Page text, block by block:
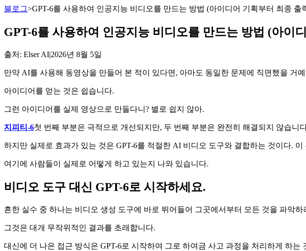
블로그>GPT-6를 사용하여 인공지능 비디오를 만드는 방법 (아이디어 기획부터 최종 출
GPT-6를 사용하여 인공지능 비디오를 만드는 방법 (아이
출처 : Elser AI|2026년 8월 5일
만약 AI를 사용해 동영상을 만들어 본 적이 있다면, 아마도 동일한 문제에 직면했을 거
아이디어를 얻는 것은 쉽습니다.
그런 아이디어를 실제 영상으로 만들다니? 별로 쉽지 않아.
지피티-6첫 번째 부분은 극적으로 개선되지만, 두 번째 부분은 완전히 해결되지 않습니
하지만 실제로 효과가 있는 것은 GPT-6를 적절한 AI 비디오 도구와 결합하는 것이다.
여기에 사람들이 실제로 어떻게 하고 있는지 나와 있습니다.
비디오 도구 대신 GPT-6로 시작하세요.
흔한 실수 중 하나는 비디오 생성 도구에 바로 뛰어들어 그곳에서부터 모든 것을 파악하
그것은 대개 무작위적인 결과를 초래합니다.
대신에 더 나은 접근 방식은 GPT-6로 시작하여 그로 하여금 사고 과정을 처리하게 하는